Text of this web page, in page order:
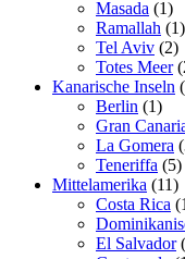
Masada (1)
Ramallah (1)
Tel Aviv (2)
Totes Meer
Kanarische Inseln
Berlin (1)
Gran
La Gomera
Teneriffa (5)
Mittelamerika (11)
Costa Rica
El Salvador